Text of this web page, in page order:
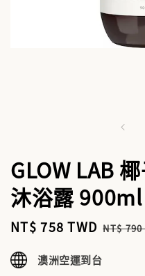
GLOW LAB
沐浴露 900ml
Sale
NT$ 758 TWD NT$ 790
澳洲空運到台